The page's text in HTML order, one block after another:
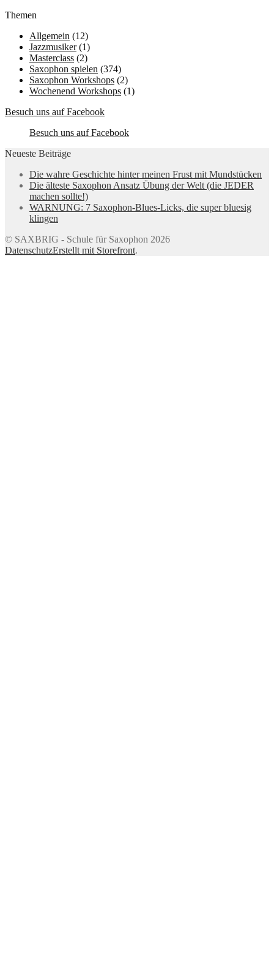
Themen
Allgemein (12)
Jazzmusiker(1)
Masterclass (2)
Saxophon spielen (374)
Saxophon Workshops (2)
Wochenend Workshops (1)
Besuch uns auf Facebook
Besuch uns auf Facebook
Neueste Beiträge
Die wahre Geschichte hinter meinen Frust mit Mundstücken
Die älteste Saxophon Ansatz Übung der Welt (die JEDER
machen sollte!)
WARNUNG: 7 Saxophon-Blues-Licks, die super bluesig
klingen
© SAXBRIG - Schule für Saxophon 2026
DatenschutzErstellt mit Storefront.